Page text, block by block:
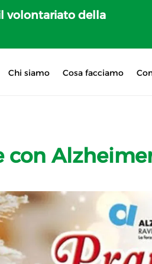
volontariato della
Chi siamo Cosa facciamo
con